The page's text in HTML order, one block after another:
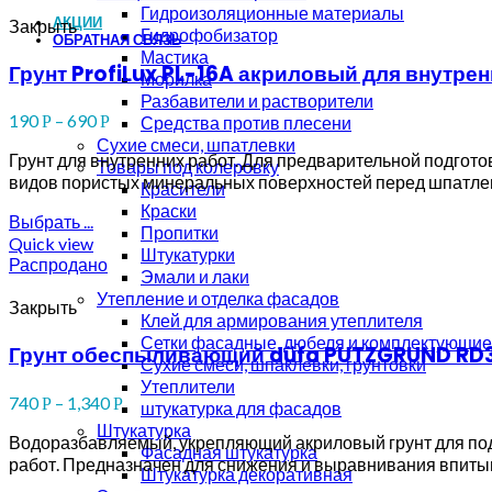
Гидроизоляционные материалы
Гидрофобизатор
Мастика
Морилка
Разбавители и растворители
Средства против плесени
Сухие смеси, шпатлевки
Товары под колеровку
Красители
Краски
Пропитки
Штукатурки
Эмали и лаки
Утепление и отделка фасадов
Клей для армирования утеплителя
Сетки фасадные, дюбеля и комплектующие
Сухие смеси, шпаклевки, грунтовки
Утеплители
штукатурка для фасадов
Штукатурка
Фасадная штукатурка
Штукатурка декоративная
АКЦИИ
ОБРАТНАЯ СВЯЗЬ
Закрыть
Грунт ProfiLux PL-16A акриловый для
190Р – 690Р
Грунт для внутренних работ. Для предварительной
видов пористых минеральных поверхностей перед
Выбрать ...
Quick view
Распродано
Закрыть
Грунт обеспыливающий düfa PUTZGRUND
740Р – 1,340Р
Водоразбавляемый, укрепляющий акриловый грунт для
работ. Предназначен для снижения и выравнивания